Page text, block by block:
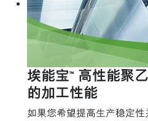
埃能宝™ 高性能聚
的加工性能
如果您希望提高生产稳定